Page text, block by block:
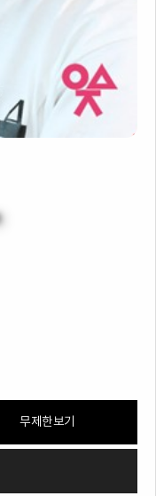
무제한보기